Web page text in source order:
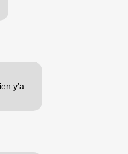
y’a